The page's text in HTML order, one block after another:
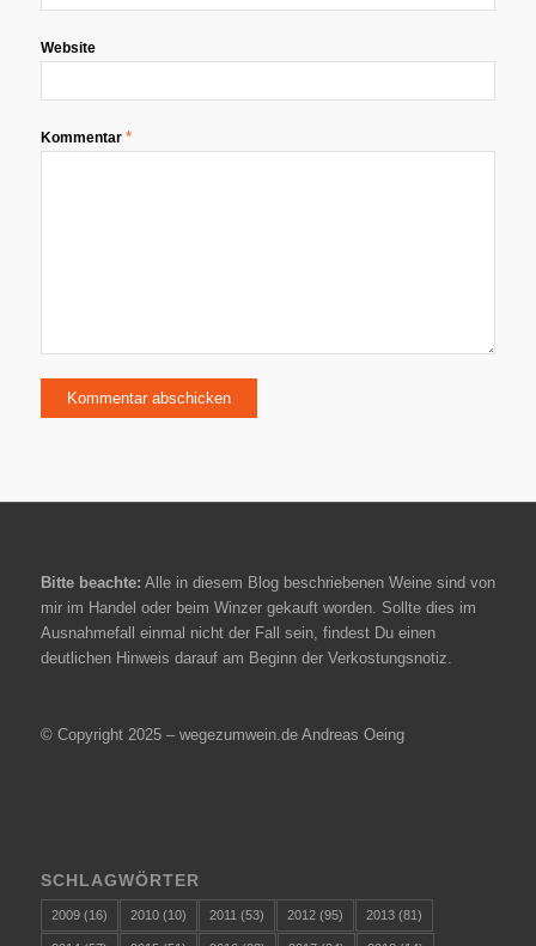
Website
Kommentar *
Bitte beachte: Alle in diesem Blog beschriebenen Weine sind von
mir im Handel oder beim Winzer gekauft worden. Sollte dies im
Ausnahmefall einmal nicht der Fall sein, findest Du einen
deutlichen Hinweis darauf am Beginn der Verkostungsnotiz.
© Copyright 2025 – wegezumwein.de Andreas Oeing
SCHLAGWÖRTER
2009(16) 2010(10) 2011 (53) 2012(95) 2013(81)